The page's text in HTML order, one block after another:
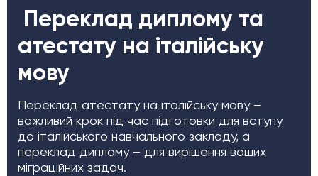
Переклад диплому та
атестату на італійську
мову
Переклад атестату на італійську мову –
важливий крок під час підготовки для вступу
до італійського навчального закладу, а
переклад диплому – для вирішення ваших
міграційних задач.